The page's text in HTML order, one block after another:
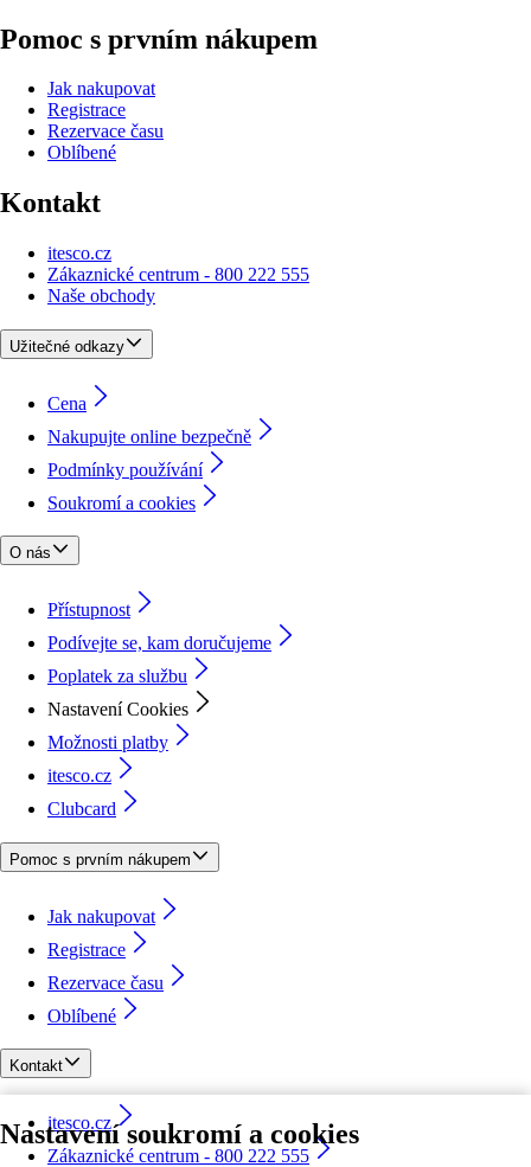
Nastavení soukromí a cookies
Pomoc s prvním nákupem
Jak nakupovat
Registrace
Rezervace času
Oblíbené
Kontakt
itesco.cz
Zákaznické centrum - 800 222 555
Naše obchody
Užitečné odkazy
Cena
Nakupujte online bezpečně
Podmínky používání
Soukromí a cookies
O nás
Přístupnost
Podívejte se, kam doručujeme
Poplatek za službu
Nastavení Cookies
Možnosti platby
itesco.cz
Clubcard
Pomoc s prvním nákupem
Jak nakupovat
Registrace
Rezervace času
Oblíbené
Kontakt
itesco.cz
Zákaznické centrum - 800 222 555